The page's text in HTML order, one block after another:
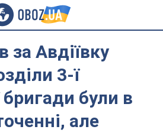
за Авдіївку
3-ї
були в
але